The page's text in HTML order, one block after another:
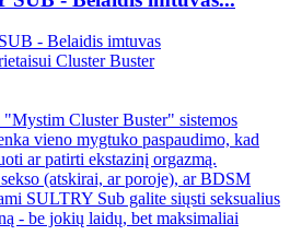
Cluster Buster" sistemos
vieno mygtuko paspaudimo, kad
ar patirti ekstazinį orgazmą.
(atskirai, ar poroje), ar BDSM
SULTRY Sub galite siųsti seksualius
- be jokių laidų, bet maksimaliai